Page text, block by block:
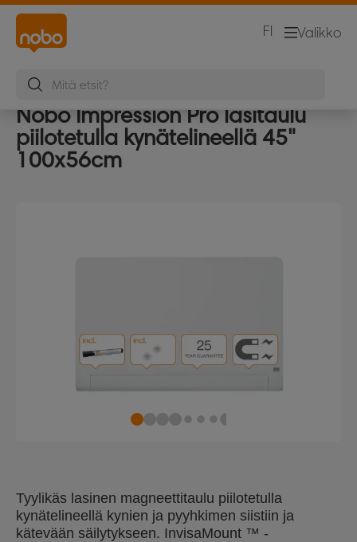
Valikko
FI
Nobo Impression Pro lasitaulu
piilotetulla kynätelineellä 45"
100x56cm
Tyylikäs lasinen magneettitaulu piilotetulla
kynätelineellä kynien ja pyyhkimen siistiin ja
kätevään säilytykseen. InvisaMount ™ -